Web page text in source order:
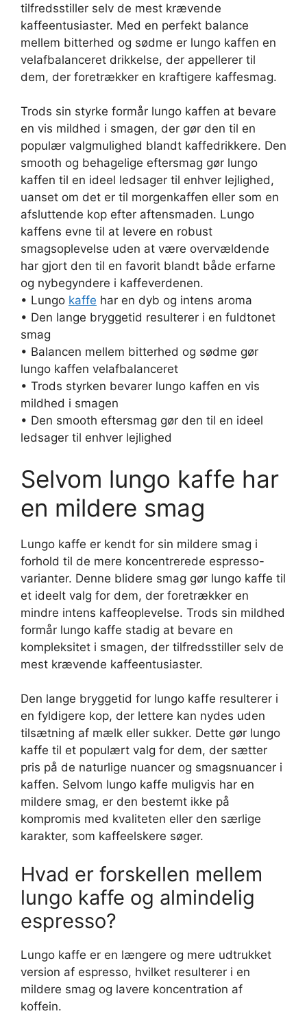
tilfredsstiller selv de mest krævende
kaffeentusiaster. Med en perfekt balance
mellem bitterhed og sødme er lungo kaffen en
velafbalanceret drikkelse, der appellerer til
dem, der foretrækker en kraftigere kaffesmag.
Trods sin styrke formår lungo kaffen at bevare
en vis mildhed i smagen, der gør den til en
populær valgmulighed blandt kaffedrikkere. Den
smooth og behagelige eftersmag gør lungo
kaffen til en ideel ledsager til enhver lejlighed,
uanset om det er til morgenkaffen eller som en
afsluttende kop efter aftensmaden. Lungo
kaffens evne til at levere en robust
smagsoplevelse uden at være overvældende
har gjort den til en favorit blandt både erfarne
og nybegyndere i kaffeverdenen.
• Lungo kaffe har en dyb og intens aroma
• Den lange bryggetid resulterer i en fuldtonet
smag
• Balancen mellem bitterhed og sødme gør
lungo kaffen velafbalanceret
• Trods styrken bevarer lungo kaffen en vis
mildhed i smagen
• Den smooth eftersmag gør den til en ideel
ledsager til enhver lejlighed
Selvom lungo kaffe har
en mildere smag
Lungo kaffe er kendt for sin mildere smag i
forhold til de mere koncentrerede espresso-
varianter. Denne blidere smag gør lungo kaffe til
et ideelt valg for dem, der foretrækker en
mindre intens kaffeoplevelse. Trods sin mildhed
formår lungo kaffe stadig at bevare en
kompleksitet i smagen, der tilfredsstiller selv de
mest krævende kaffeentusiaster.
Den lange bryggetid for lungo kaffe resulterer i
en fyldigere kop, der lettere kan nydes uden
tilsætning af mælk eller sukker. Dette gør lungo
kaffe til et populært valg for dem, der sætter
pris på de naturlige nuancer og smagsnuancer i
kaffen. Selvom lungo kaffe muligvis har en
mildere smag, er den bestemt ikke på
kompromis med kvaliteten eller den særlige
karakter, som kaffeelskere søger.
Hvad er forskellen mellem
lungo kaffe og almindelig
espresso?
Lungo kaffe er en længere og mere udtrukket
version af espresso, hvilket resulterer i en
mildere smag og lavere koncentration af
koffein.